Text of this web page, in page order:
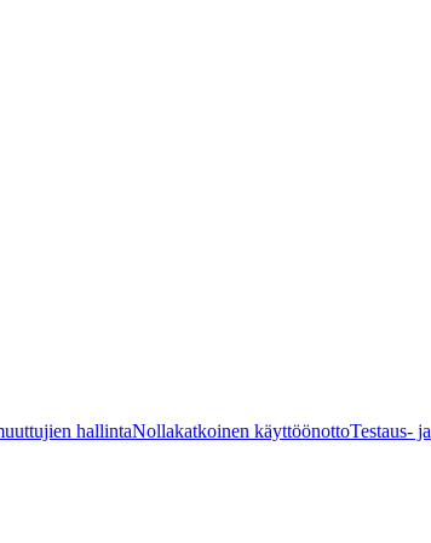
hallintaNollakatkoinen käyttöönottoTestaus- ja